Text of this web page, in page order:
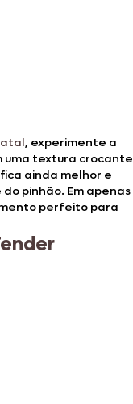
, experimente a
uma textura crocante
ainda melhor e
pinhão. Em apenas
perfeito para